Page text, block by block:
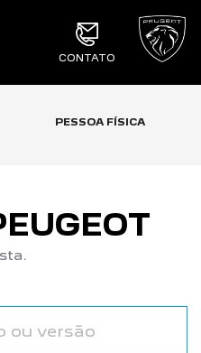
CONTATO
PESSOA FÍSICA